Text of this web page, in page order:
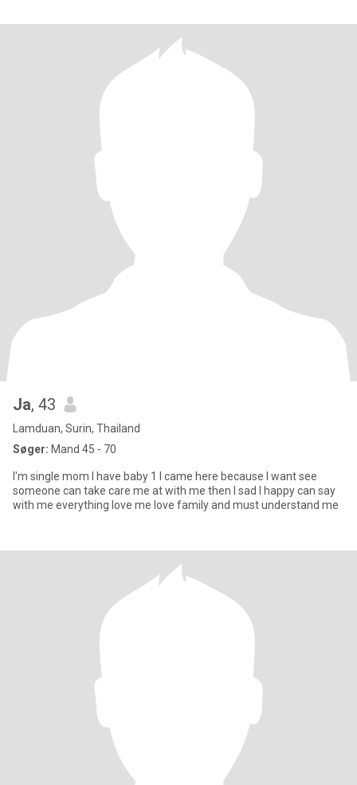
Ja, 43
Lamduan, Surin, Thailand
Søger: Mand 45 - 70
I'm single mom I have baby 1 I came here because I want see
someone can take care me at with me then I sad I happy can say
with me everything love me love family and must understand me